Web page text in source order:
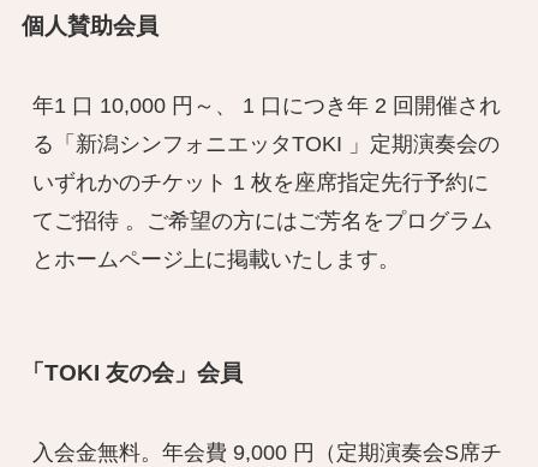
個人賛助会員
年1 口 10,000 円～、 1 口につき年 2 回開催され
る「新潟シンフォニエッタTOKI 」定期演奏会の
いずれかのチケット 1 枚を座席指定先行予約に
てご招待 。ご希望の方にはご芳名をプログラム
とホームページ上に掲載いたします。
「TOKI 友の会」会員
入会金無料。年会費 9,000 円（定期演奏会S席チ